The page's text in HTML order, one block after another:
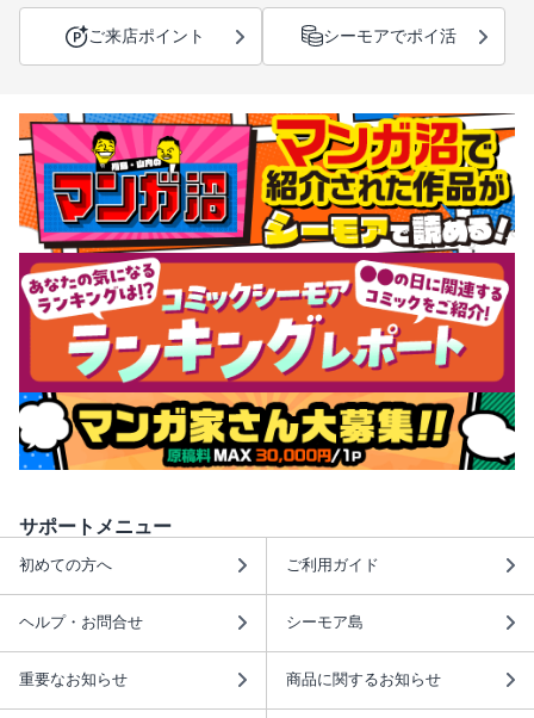
ご来店ポイント シーモアでポイ活
サポートメニュー
初めての方へ ご利用ガイド
ヘルプ・お問合せ シーモア島
重要なお知らせ 商品に関するお知らせ